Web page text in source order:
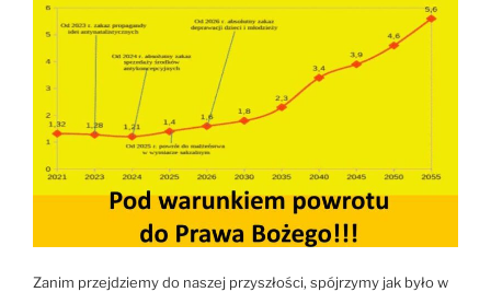
Zanim przejdziemy do naszej przyszłości, spójrzymy jak było w